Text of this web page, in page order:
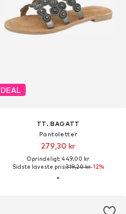
DEAL
TT. BAGATT
Pantoletter
279,30 kr
Oprindeligt: 449,00 kr
Sidste laveste pris:319,20 kr-12%